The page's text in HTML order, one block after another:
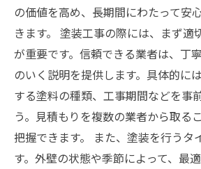
の価値を高め、長期間にわたって安
きます。 塗装工事の際には、まず適
が重要です。信頼できる業者は、丁
のいく説明を提供します。具体的に
する塗料の種類、工事期間などを事
う。見積もりを複数の業者から取る
把握できます。 また、塗装を行うタ
す。外壁の状態や季節によって、最